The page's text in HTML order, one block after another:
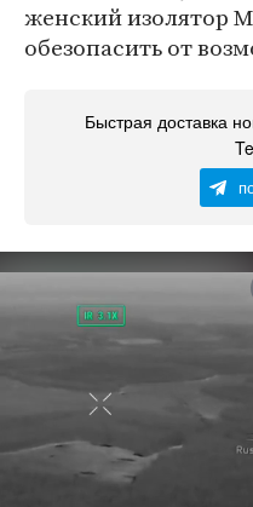
женский изолятор
обезопасить от
Быстрая доставка